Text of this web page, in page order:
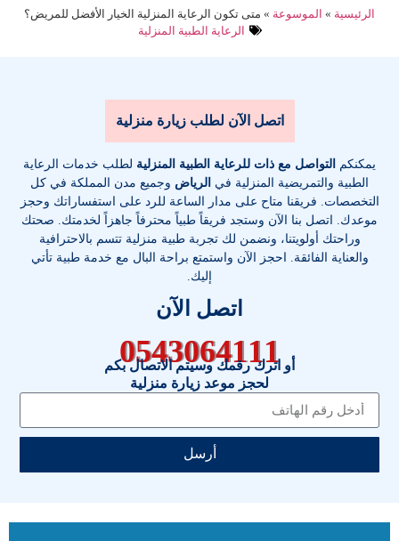
الرئيسية » الموسوعة » متى تكون الرعاية المنزلية الخيار الأفضل للمريض؟
الرعاية الطبية المنزلية
اتصل الآن لطلب زيارة منزلية
يمكنكم التواصل مع ذات للرعاية الطبية المنزلية لطلب خدمات الرعاية
الطبية والتمريضية المنزلية في الرياض وجميع مدن المملكة في كل
التخصصات . فريقنا متاح على مدار الساعة للرد على استفساراتك وحجز
موعدك. اتصل بنا الآن وستجد فريقاً طبياً محترفاً جاهزاً لخدمتك. صحتك
وراحتك أولويتنا، ونضمن لك تجربة طبية منزلية تتسم بالاحترافية
والعناية الفائقة. احجز الآن واستمتع براحة البال مع خدمة طبية تأتي
إليك.
اتصل الآن
0543064111
أو اترك رقمك وسيتم الاتصال بكم
لحجز موعد زيارة منزلية
أرسل